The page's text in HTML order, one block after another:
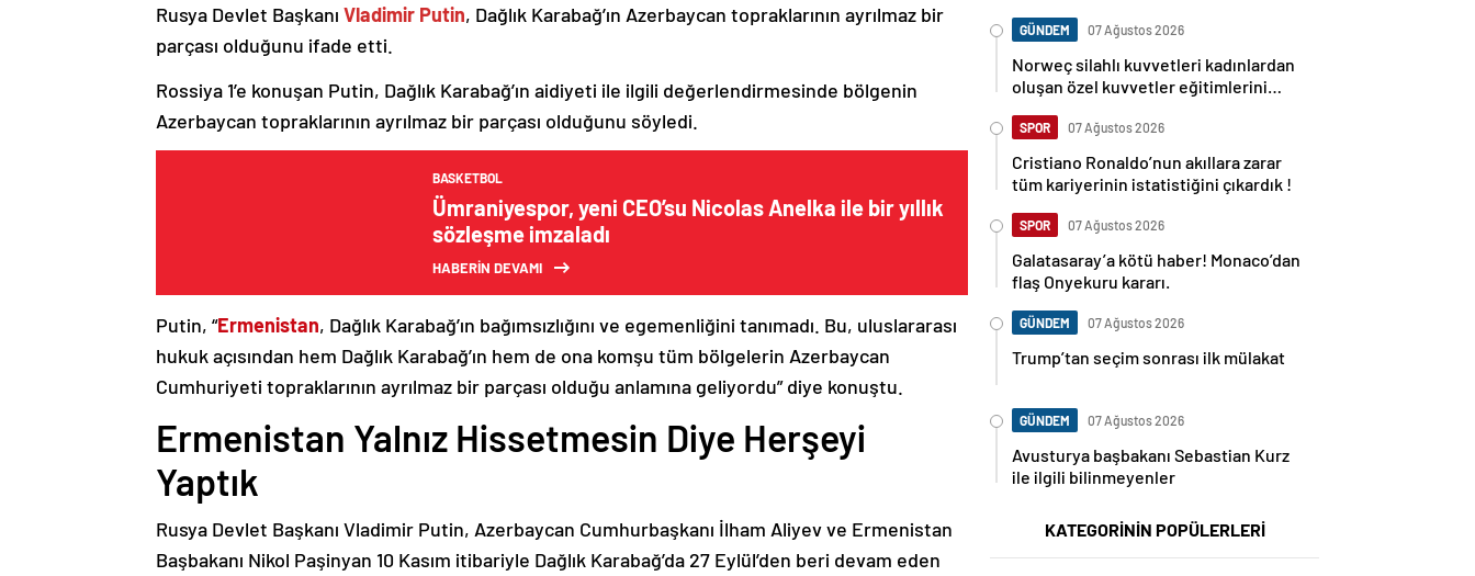
Rusya Devlet Başkanı Vladimir Putin, Dağlık Karabağ’ın Azerbaycan topraklarının ayrılmaz bir
parçası olduğunu ifade etti.
Rossiya 1’e konuşan Putin, Dağlık Karabağ’ın aidiyeti ile ilgili değerlendirmesinde bölgenin
Azerbaycan topraklarının ayrılmaz bir parçası olduğunu söyledi.
BASKETBOL
Ümraniyespor, yeni CEO’su Nicolas Anelka ile bir yıllık
sözleşme imzaladı
HABERİN DEVAMI
Putin, “Ermenistan, Dağlık Karabağ’ın bağımsızlığını ve egemenliğini tanımadı. Bu, uluslararası
hukuk açısından hem Dağlık Karabağ’ın hem de ona komşu tüm bölgelerin Azerbaycan
Cumhuriyeti topraklarının ayrılmaz bir parçası olduğu anlamına geliyordu” diye konuştu.
Ermenistan Yalnız Hissetmesin Diye Herşeyi
Yaptık
Rusya Devlet Başkanı Vladimir Putin, Azerbaycan Cumhurbaşkanı İlham Aliyev ve Ermenistan
Başbakanı Nikol Paşinyan 10 Kasım itibariyle Dağlık Karabağ’da 27 Eylül’den beri devam eden
GÜNDEM 07 Ağustos 2026
Norweç silahlı kuvvetleri kadınlardan
oluşan özel kuvvetler eğitimlerini
SPOR 07 Ağustos 2026
Cristiano Ronaldo’nun akıllara zarar
tüm kariyerinin istatistiğini çıkardık !
SPOR 07 Ağustos 2026
Galatasaray’a kötü haber! Monaco’dan
flaş Onyekuru kararı.
GÜNDEM 07 Ağustos 2026
Trump’tan seçim sonrası ilk mülakat
GÜNDEM 07 Ağustos 2026
Avusturya başbakanı Sebastian Kurz
ile ilgili bilinmeyenler
KATEGORİNİN POPÜLERLERİ